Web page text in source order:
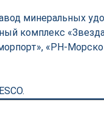
минеральных
комплекс
«РН-